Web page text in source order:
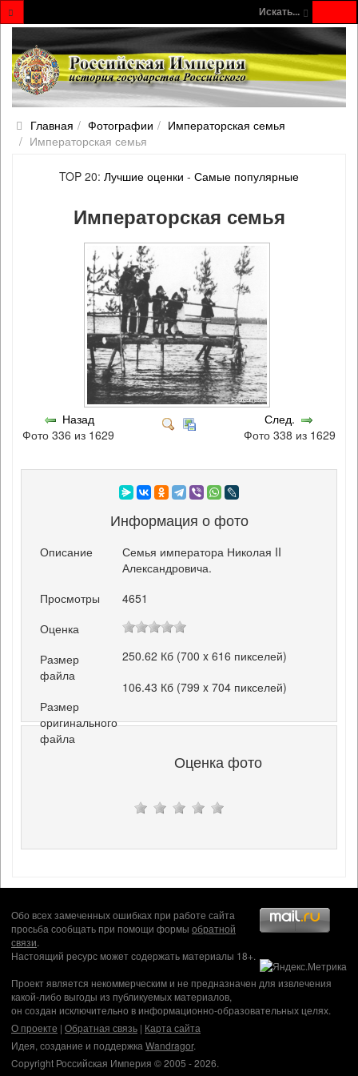
Искать...
Главная Фотографии
Императорская семья
Императорская семья
TOP 20: Лучшие оценки - Самые популярные
Императорская семья
Назад
Фото 336 из 1629
След.
Фото 338 из 1629
Информация о фото
Описание
Семья императора Николая II
Александровича.
Просмотры
4651
Оценка
Размер
файла
250.62 Кб (700 x 616 пикселей)
Размер
оригинального
файла
106.43 Кб (799 x 704 пикселей)
Оценка фото
Обо всех замеченных ошибках при работе сайта
просьба сообщать при помощи формы обратной
связи.
Настоящий ресурс может содержать материалы 18+.
Проект является некоммерческим и не предназначен для извлечения
какой-либо выгоды из публикуемых материалов,
он создан исключительно в информационно-образовательных целях.
О проекте | Обратная связь | Карта сайта
Идея, создание и поддержка Wandragor.
Copyright Российская Империя © 2005 - 2026.